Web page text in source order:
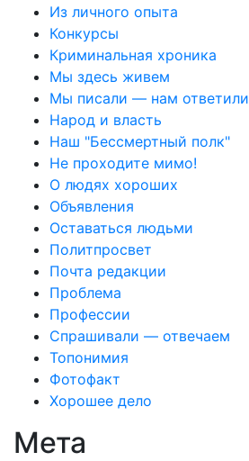
Из личного опыта
Конкурсы
Криминальная хроника
Мы здесь живем
Мы писали — нам ответили
Народ и власть
Наш "Бессмертный полк"
Не проходите мимо!
О людях хороших
Объявления
Оставаться людьми
Политпросвет
Почта редакции
Проблема
Профессии
Спрашивали — отвечаем
Топонимия
Фотофакт
Хорошее дело
Мета